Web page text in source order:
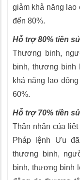
giảm khả năng lao
đến 80%.
Hỗ trợ 80% tiền
Thương binh,
binh, thương binh
khả năng lao
60%.
Hỗ trợ 70% tiền
Thân nhân của
Pháp lệnh Ưu
thương binh,
binh, thương binh